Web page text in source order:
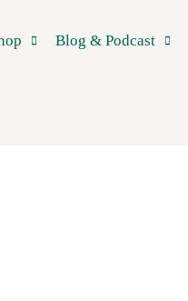
Blog & Podcast